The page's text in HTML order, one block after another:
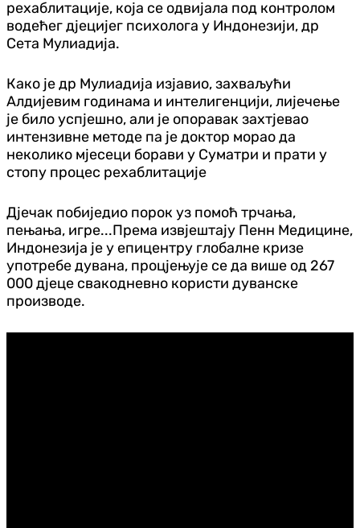
рехаблитације, која се одвијала под контролом
водећег дјецијег психолога у Индонезији, др
Сета Мулиадија.
Како је др Мулиадија изјавио, захваљући
Алдијевим годинама и интелигенцији, лијечење
је било успјешно, али је опоравак захтјевао
интензивне методе па је доктор морао да
неколико мјесеци борави у Суматри и прати у
стопу процес рехаблитације
Дјечак побиједио порок уз помоћ трчања,
пењања, игре...Према извјештају Пенн Медицине,
Индонезија је у епицентру глобалне кризе
употребе дувана, процјењује се да више од 267
000 дјеце свакодневно користи дуванске
производе.